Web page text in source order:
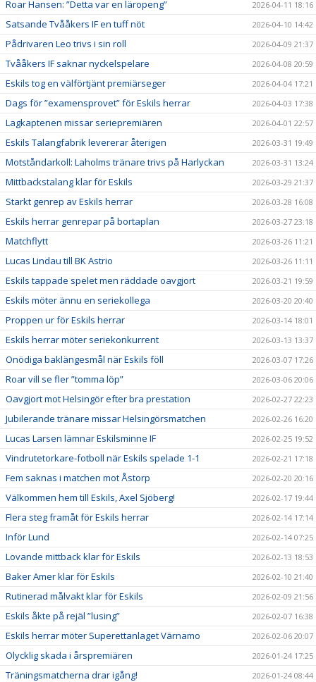
Roar Hansen: ”Detta var en läropeng” 2026-04-11 18:16
Satsande Tvååkers IF en tuff nöt 2026-04-10 14:42
Pådrivaren Leo trivs i sin roll 2026-04-09 21:37
Tvååkers IF saknar nyckelspelare 2026-04-08 20:59
Eskils tog en välförtjänt premiärseger 2026-04-04 17:21
Dags för ”examensprovet” för Eskils herrar 2026-04-03 17:38
Lagkaptenen missar seriepremiären 2026-04-01 22:57
Eskils Talangfabrik levererar återigen 2026-03-31 19:49
Motståndarkoll: Laholms tränare trivs på Harlyckan 2026-03-31 13:24
Mittbackstalang klar för Eskils 2026-03-29 21:37
Starkt genrep av Eskils herrar 2026-03-28 16:08
Eskils herrar genrepar på bortaplan 2026-03-27 23:18
Matchflytt 2026-03-26 11:21
Lucas Lindau till BK Astrio 2026-03-26 11:11
Eskils tappade spelet men räddade oavgjort 2026-03-21 19:59
Eskils möter ännu en seriekollega 2026-03-20 20:40
Proppen ur för Eskils herrar 2026-03-14 18:01
Eskils herrar möter seriekonkurrent 2026-03-13 13:37
Onödiga baklängesmål när Eskils föll 2026-03-07 17:26
Roar vill se fler ”tomma löp” 2026-03-06 20:06
Oavgjort mot Helsingör efter bra prestation 2026-02-27 22:23
Jubilerande tränare missar Helsingörsmatchen 2026-02-26 16:20
Lucas Larsen lämnar Eskilsminne IF 2026-02-25 19:52
Vindrutetorkare-fotboll när Eskils spelade 1-1 2026-02-21 17:18
Fem saknas i matchen mot Åstorp 2026-02-20 20:16
Välkommen hem till Eskils, Axel Sjöberg! 2026-02-17 19:44
Flera steg framåt för Eskils herrar 2026-02-14 17:14
Inför Lund 2026-02-14 07:25
Lovande mittback klar för Eskils 2026-02-13 18:53
Baker Amer klar för Eskils 2026-02-10 21:40
Rutinerad målvakt klar för Eskils 2026-02-09 21:56
Eskils åkte på rejäl ”lusing” 2026-02-07 16:38
Eskils herrar möter Superettanlaget Värnamo 2026-02-06 20:07
Olycklig skada i årspremiären 2026-01-24 17:25
Träningsmatcherna drar igång! 2026-01-24 08:44